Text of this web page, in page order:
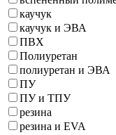
каучук
каучук и ЭВА
ПВХ
Полиуретан
полиуретан и ЭВА
ПУ
ПУ и ТПУ
резина
резина и EVA